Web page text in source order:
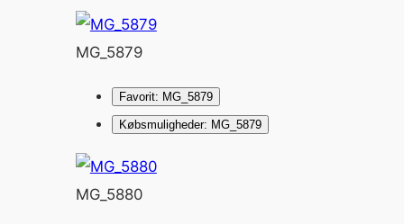
MG_5879
Favorit: MG_5879
Købsmuligheder: MG_5879
MG_5880